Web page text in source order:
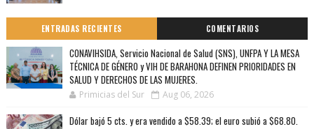
ENTRADAS RECIENTES COMENTARIOS
CONAVIHSIDA, Servicio Nacional de Salud (SNS), UNFPA Y LA MESA
TÉCNICA DE GÉNERO y VIH DE BARAHONA DEFINEN PRIORIDADES EN
SALUD Y DERECHOS DE LAS MUJERES.
Primicias del Sur Aug 06, 2026
Dólar bajó 5 cts. y era vendido a $58.39; el euro subió a $68.80.